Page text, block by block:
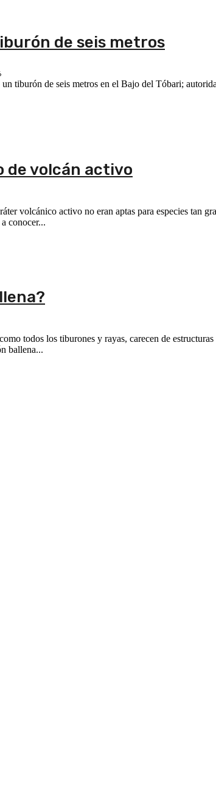
de seis metros
tiburón de seis metros en el Bajo del Tóbari;
de volcán activo
volcánico activo no eran aptas para especies tan
conocer...
todos los tiburones y rayas, carecen de estructuras
de tiburón ballena...